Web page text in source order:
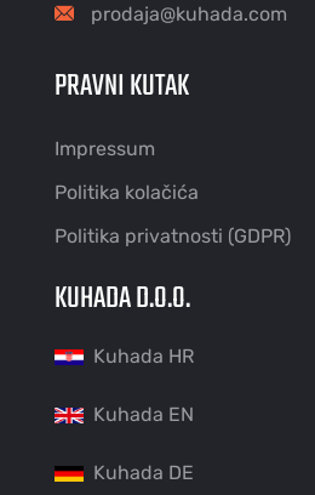
prodaja@kuhada.com
PRAVNI KUTAK
Impressum
Politika kolačića
Politika privatnosti (GDPR)
KUHADA D.O.O.
Kuhada HR
Kuhada EN
Kuhada DE